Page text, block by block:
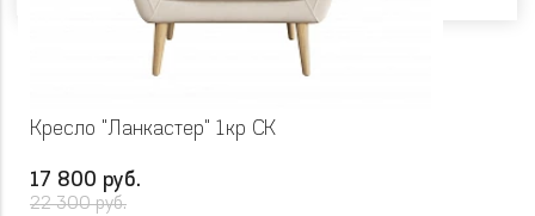
Кресло "Ланкастер" 1кр СК
17 800 руб.
22 300 руб.